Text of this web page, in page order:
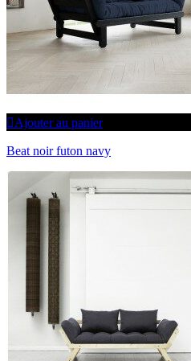
SÉCURITÉ DES PAIEMENTS
CONNEXION
DÉCONNEXION
Ajouter au panier
Beat noir futon navy